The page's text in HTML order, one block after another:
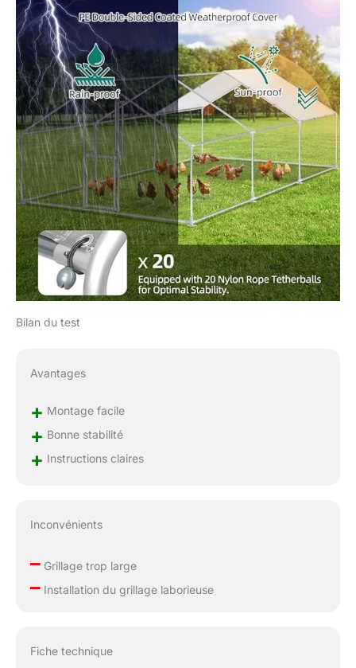
pratique à l’enceinte
extérieure tout en
garantissant un
verrouillage et un
déverrouillage
sécurisés. Protection
contre les intempéries :
la housse de pluie en
PE et les panneaux de
protection solaire
inclus empêchent
efficacement l'eau de
pluie de pénétrer et
protègent les petits
animaux des
conditions
météorologiques
défavorables. La
santé et leur bonheur.
Bilan du test
Avantages
+ Montage facile
+ Bonne stabilité
+ Instructions claires
Inconvénients
–Grillage trop large
–Installation du grillage laborieuse
Fiche technique